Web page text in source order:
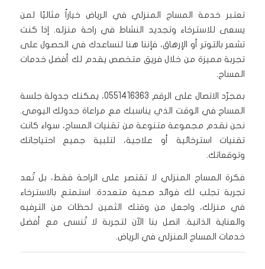
تعتبر خدمة المساج المنزلي في الرياض خياراً مثاليًا لمن
يسعى للاسترخاء وتجديد النشاط في راحة منزله. إذا كنت
تشعر بالتوتر أو الإرهاق، فإننا هنا لنساعدك في الحصول على
تجربة مميزة من خلال فريق متخصص يقدم لك أفضل خدمات
المساج.
بمجرّد الاتصال على الرقم 0551416363، يمكنك جدولة جلسة
المساج في الوقت الذي يناسبك مع مراعاة جدولك اليومي.
نحن نقدم مجموعة متنوعة من تقنيات المساج، سواء كانت
تقنيات استرخائية أو علاجية، لتلبية جميع احتياجاتك
وتوقعاتك.
فكرة المساج المنزلي لا تقتصر على الراحة فقط، بل تُعد
تجربة تجلب لك فوائد صحية متعددة. استمتع بالاسترخاء
في منزلك، واجعل من وقتك الثمين لحظات من الترفيه
والعناية الذاتية. اتصل بنا الآن لتجربة لا تُنسى مع أفضل
خدمات المساج المنزلي في الرياض.